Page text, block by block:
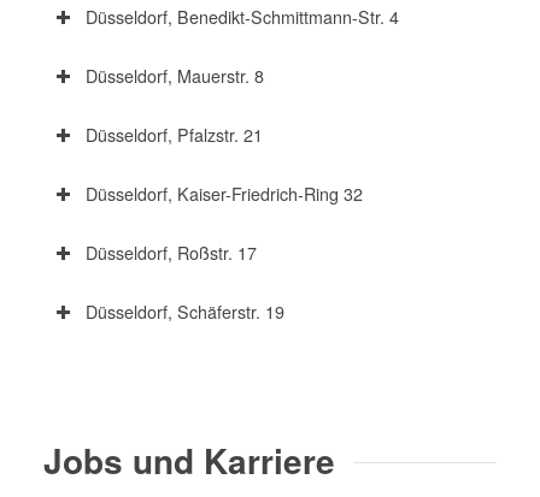
Düsseldorf, Benedikt-Schmittmann-Str. 4
Düsseldorf, Mauerstr. 8
Düsseldorf, Pfalzstr. 21
Düsseldorf, Kaiser-Friedrich-Ring 32
Düsseldorf, Roßstr. 17
Düsseldorf, Schäferstr. 19
Jobs und Karriere